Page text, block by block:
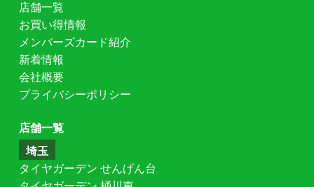
店舗一覧
お買い得情報
メンバーズカード紹介
新着情報
会社概要
プライバシーポリシー
店舗一覧
埼玉
タイヤガーデン せんげん台